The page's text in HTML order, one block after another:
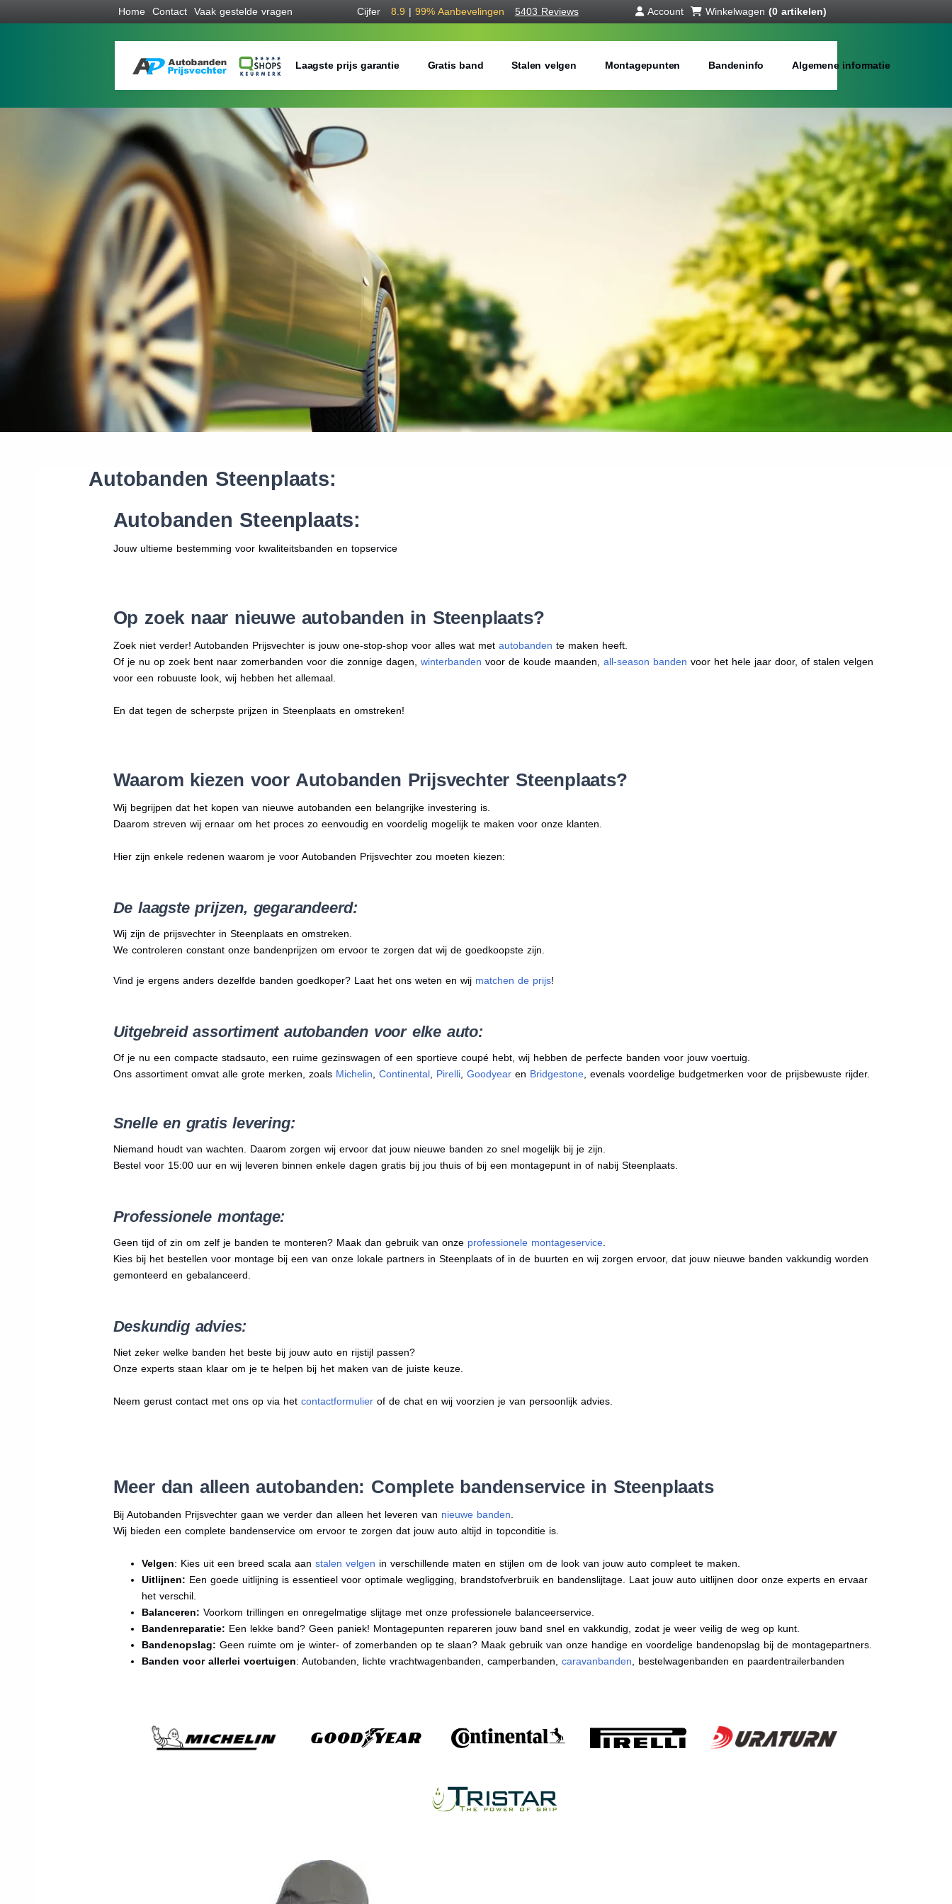
Home Contact Vaak gestelde vragen Cijfer 8.9 | 99% Aanbevelingen 5403 Reviews Account Winkelwagen (0 artikelen)
Laagste prijs garantie Gratis band Stalen velgen Montagepunten Bandeninfo Algemene informatie
Inch:
Waar vind ik de maat van mijn banden
Help mij met bestellen
Autobanden Steenplaats:
Autobanden Steenplaats:
Jouw ultieme bestemming voor kwaliteitsbanden en topservice
Op zoek naar nieuwe autobanden in Steenplaats?
Zoek niet verder! Autobanden Prijsvechter is jouw one-stop-shop voor alles wat met autobanden te maken heeft.
Of je nu op zoek bent naar zomerbanden voor die zonnige dagen, winterbanden voor de koude maanden, all-season banden voor het hele jaar door, of stalen velgen
voor een robuuste look, wij hebben het allemaal.
En dat tegen de scherpste prijzen in Steenplaats en omstreken!
Waarom kiezen voor Autobanden Prijsvechter Steenplaats?
Wij begrijpen dat het kopen van nieuwe autobanden een belangrijke investering is.
Daarom streven wij ernaar om het proces zo eenvoudig en voordelig mogelijk te maken voor onze klanten.
Hier zijn enkele redenen waarom je voor Autobanden Prijsvechter zou moeten kiezen:
De laagste prijzen, gegarandeerd:
Wij zijn de prijsvechter in Steenplaats en omstreken.
We controleren constant onze bandenprijzen om ervoor te zorgen dat wij de goedkoopste zijn.
Vind je ergens anders dezelfde banden goedkoper? Laat het ons weten en wij matchen de prijs!
Uitgebreid assortiment autobanden voor elke auto:
Of je nu een compacte stadsauto, een ruime gezinswagen of een sportieve coupé hebt, wij hebben de perfecte banden voor jouw voertuig.
Ons assortiment omvat alle grote merken, zoals Michelin, Continental, Pirelli, Goodyearen Bridgestone, evenals voordelige budgetmerken voor de prijsbewuste rijder.
Snelle en gratis levering:
Niemand houdt van wachten. Daarom zorgen wij ervoor dat jouw nieuwe banden zo snel mogelijk bij je zijn.
Bestel voor 15:00 uur en wij leveren binnen enkele dagen gratis bij jou thuis of bij een montagepunt in of nabij Steenplaats.
Professionele montage:
Geen tijd of zin om zelf je banden te monteren? Maak dan gebruik van onze professionele montageservice.
Kies bij het bestellen voor montage bij een van onze lokale partners in Steenplaats of in de buurten en wij zorgen ervoor, dat jouw nieuwe banden vakkundig worden
gemonteerd en gebalanceerd.
Deskundig advies:
Niet zeker welke banden het beste bij jouw auto en rijstijl passen?
Onze experts staan klaar om je te helpen bij het maken van de juiste keuze.
Neem gerust contact met ons op via het contactformulierof de chat en wij voorzien je van persoonlijk advies.
Meer dan alleen autobanden: Complete bandenservice in Steenplaats
Bij Autobanden Prijsvechter gaan we verder dan alleen het leveren van nieuwe banden.
Wij bieden een complete bandenservice om ervoor te zorgen dat jouw auto altijd in topconditie is.
Velgen: Kies uit een breed scala aan stalen velgen in verschillende maten en stijlen om de look van jouw auto compleet te maken.
Uitlijnen: Een goede uitlijning is essentieel voor optimale wegligging, brandstofverbruik en bandenslijtage. Laat jouw auto uitlijnen door onze experts en ervaar
het verschil.
Balanceren: Voorkom trillingen en onregelmatige slijtage met onze professionele balanceerservice.
Bandenreparatie: Een lekke band? Geen paniek! Montagepunten repareren jouw band snel en vakkundig, zodat je weer veilig de weg op kunt.
Bandenopslag: Geen ruimte om je winter- of zomerbanden op te slaan? Maak gebruik van onze handige en voordelige bandenopslag bij de montagepartners.
Banden voor allerlei voertuigen: Autobanden, lichte vrachtwagenbanden, camperbanden, caravanbanden, bestelwagenbanden en paardentrailerbanden